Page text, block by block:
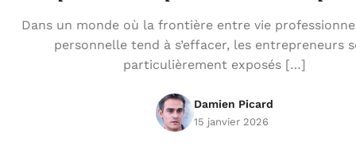
Dans un monde où la frontière entre vie
personnelle tend à s’effacer, les entrepreneurs
particulièrement exposés […]
Damien Picard
15 janvier 2026